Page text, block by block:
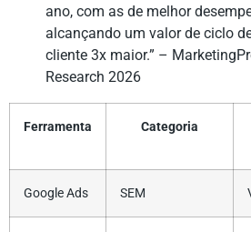
ano, com as de melhor
alcançando um valor de ciclo
cliente 3x maior.” –
Research 2026
Ferramenta Categoria
Google Ads SEM